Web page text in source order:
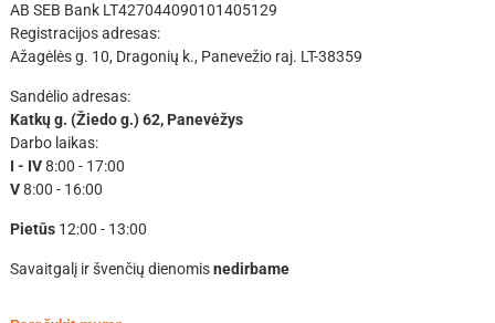
AB SEB Bank LT427044090101405129
Registracijos adresas:
Ažagėlės g. 10, Dragonių k., Panevežio raj. LT-38359
Sandėlio adresas:
Katkų g. (Žiedo g.) 62, Panevėžys
Darbo laikas:
I - IV8:00 - 17:00
V8:00 - 16:00
Pietūs12:00 - 13:00
Savaitgalį ir švenčių dienomisnedirbame